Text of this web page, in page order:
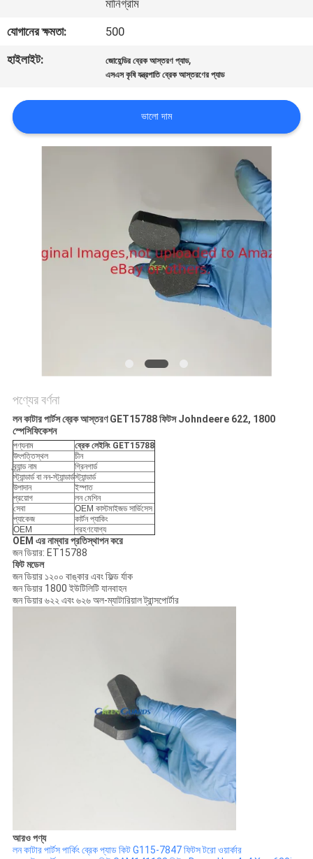
খবর
জন্য
আবেদন
POLICY
মানিগ্রাম
যোগানের ক্ষমতা:
500
হাইলাইট:
জোহেন্ডির ব্রেক আস্তরণ প্যাড,
এসএস কৃষি যন্ত্রপাতি ব্রেক আস্তরণের প্যাড
ভালো দাম
পণ্যের বর্ণনা
লন কাটার পার্টস ব্রেক আস্তরণ GET15788 ফিটস Johndeere 622, 1800
স্পেসিফিকেশন
পণ্যনাম
ব্রেক লেইনিং GET15788
উৎপত্তিস্থল
চীন
ব্র্যান্ড নাম
গ্রিনগার্ড
স্ট্যান্ডার্ড বা নন-স্ট্যান্ডার্ডস্ট্যান্ডার্ড
উপাদান
ইস্পাত
প্রয়োগ
লন মেশিন
সেবা
OEM কাস্টমাইজড সার্ভিসেস
প্যাকেজ
কার্টন প্যাকিং
OEM
গ্রহণযোগ্য
OEM এর নাম্বার প্রতিস্থাপন করে
জন ডিয়ার: ET15788
ফিট মডেল
জন ডিয়ার ১২০০ বাঙ্কার এবং ফিল্ড র্যাক
জন ডিয়ার 1800 ইউটিলিটি যানবাহন
জন ডিয়ার ৬২২ এবং ৬২৬ অল-ম্যাটারিয়াল ট্রান্সপোর্টার
আরও পণ্য
লন কাটার পার্টস পার্কিং ব্রেক প্যাড কিট G115-7847 ফিটস টরো ওয়ার্কার